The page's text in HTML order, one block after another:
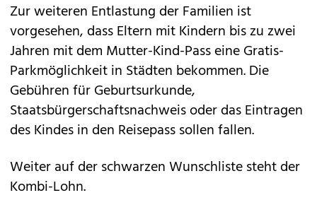
Zur weiteren Entlastung der Familien ist
vorgesehen, dass Eltern mit Kindern bis zu zwei
Jahren mit dem Mutter-Kind-Pass eine Gratis-
Parkmöglichkeit in Städten bekommen. Die
Gebühren für Geburtsurkunde,
Staatsbürgerschaftsnachweis oder das Eintragen
des Kindes in den Reisepass sollen fallen.
Weiter auf der schwarzen Wunschliste steht der
Kombi-Lohn.